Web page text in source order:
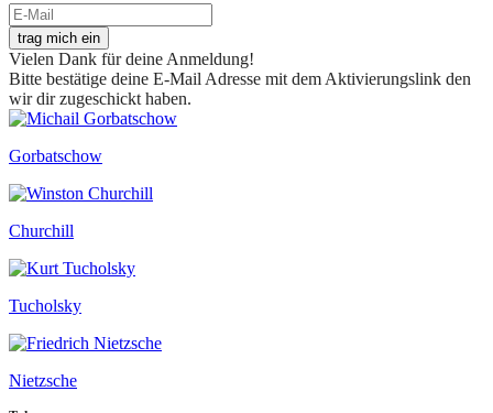
trag mich ein
Vielen Dank für deine Anmeldung!
Bitte bestätige deine E-Mail Adresse mit dem Aktivierungslink den
wir dir zugeschickt haben.
Gorbatschow
Churchill
Tucholsky
Nietzsche